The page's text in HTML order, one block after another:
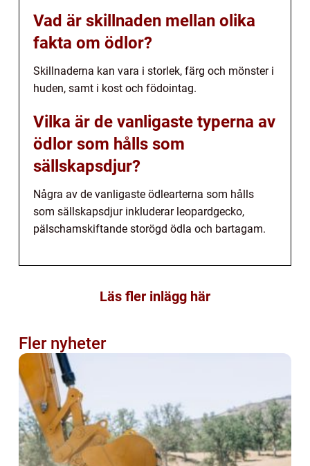
Vad är skillnaden mellan olika
fakta om ödlor?
Skillnaderna kan vara i storlek, färg och mönster i
huden, samt i kost och födointag.
Vilka är de vanligaste typerna av
ödlor som hålls som
sällskapsdjur?
Några av de vanligaste ödlearterna som hålls
som sällskapsdjur inkluderar leopardgecko,
pälschamskiftande storögd ödla och bartagam.
Läs fler inlägg här
Fler nyheter